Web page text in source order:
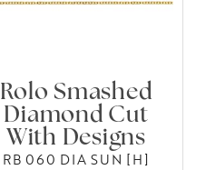
Rolo Smashed
Diamond Cut
With Designs
RB 060 DIA SUN [H]